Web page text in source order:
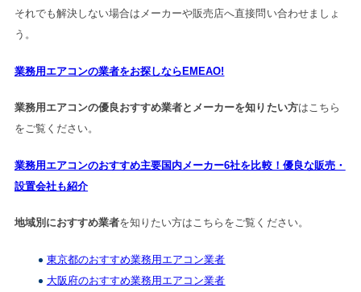
それでも解決しない場合はメーカーや販売店へ直接問い合わせましょ
う。
業務用エアコンの業者をお探しならEMEAO!
業務用エアコンの優良おすすめ業者とメーカーを知りたい方はこちら
をご覧ください。
業務用エアコンのおすすめ主要国内メーカー6社を比較！優良な販売・
設置会社も紹介
地域別におすすめ業者を知りたい方はこちらをご覧ください。
東京都のおすすめ業務用エアコン業者
大阪府のおすすめ業務用エアコン業者